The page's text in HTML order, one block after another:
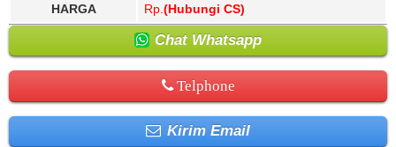
HARGA Rp. (Hubungi CS)
Chat Whatsapp
Telphone
Kirim Email